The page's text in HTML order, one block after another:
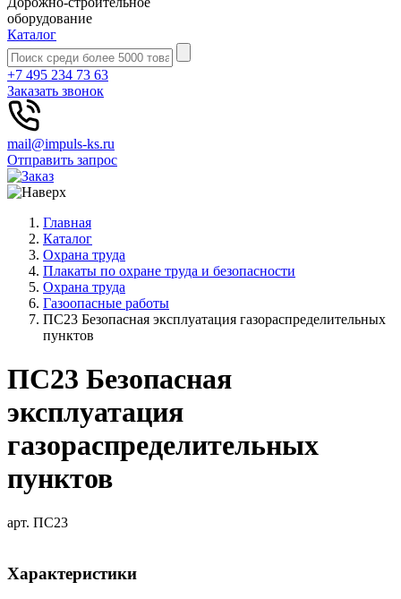
оборудование
Каталог
+7 495 234 73 63
Заказать звонок
mail@impuls-ks.ru
Отправить запрос
Главная
Каталог
Охрана труда
Плакаты по охране труда и безопасности
Охрана труда
Газоопасные работы
ПС23 Безопасная эксплуатация газораспределительных
пунктов
ПС23 Безопасная
эксплуатация
газораспределительных
пунктов
арт. ПС23
Характеристики